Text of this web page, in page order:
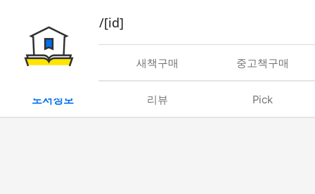
book/rent/[id]
대여 새책구매 중고책구매
도서정보 리뷰 Pick